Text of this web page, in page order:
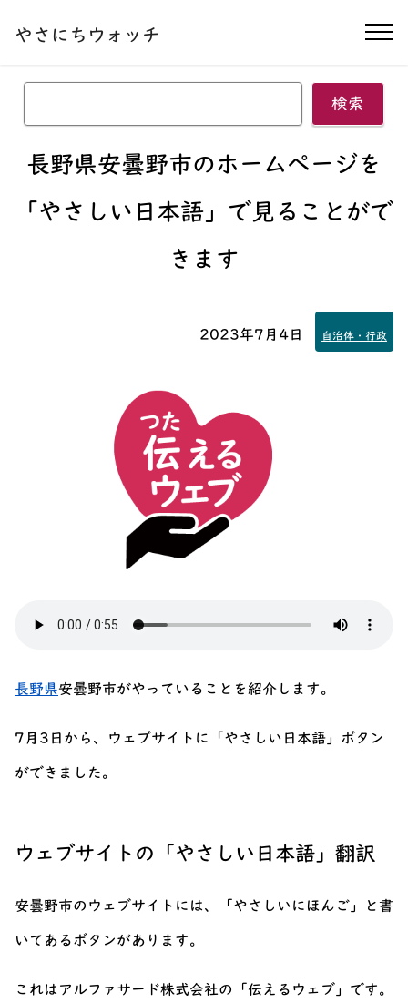
やさにちウォッチ ナ
検索
長野県安曇野市のホームページを
「やさしい日本語」 で見ることがで
きます
2023年7月4日 自治体・行政
長野県安曇野市がやっていることを紹介します。
7月3日から、ウェブサイトに「やさしい日本語」ボタン
ができました。
ウェブサイトの「やさしい日本語」翻訳
安曇野市のウェブサイトには、「やさしいにほんご」と書
いてあるボタンがあります。
これはアルファサード株式会社の「伝えるウェブ」です。